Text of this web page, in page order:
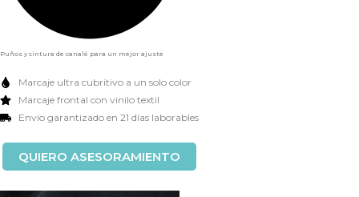
Puños y cintura de canalé para un mejor ajuste
Marcaje ultra cubritivo a un solo color
Marcaje frontal con vinilo textil
Envío garantizado en 21 días laborables
QUIERO ASESORAMIENTO